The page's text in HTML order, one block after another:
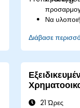
Να
Hugging
Να
κόστους
πλήρους
Να
Διάβασε
21 Ώρες